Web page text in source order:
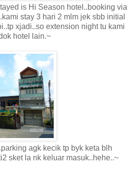
is Hi Season hotel..booking via
stay 3 hari 2 mlm jek sbb initial
xjadi..so extension night tu kami
hotel lain.~
agk kecik tp byk keta blh
sket la nk keluar masuk..hehe..~